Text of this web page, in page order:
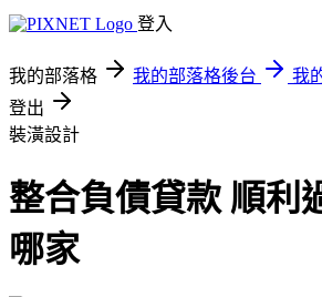
登入
我的部落格 我的部落格後台
我
登出
裝潢設計
整合負債貸款 順利
哪家